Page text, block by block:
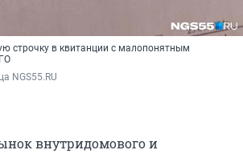
строчку в квитанции с малопонятным
NGS55.RU
внутридомового и